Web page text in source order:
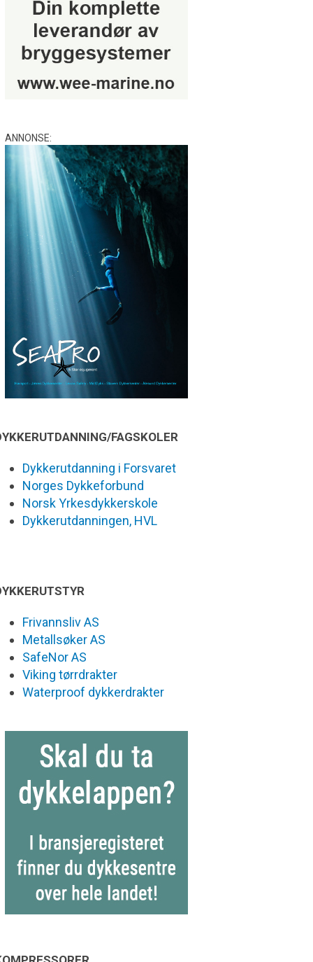
ANNONSE:
FAGSKOLER
Dykkerutdanning i Forsvaret
Norges Dykkeforbund
Norsk Yrkesdykkerskole
Dykkerutdanningen, HVL
Frivannsliv AS
Metallsøker AS
SafeNor AS
Viking tørrdrakter
Waterproof dykkerdrakter